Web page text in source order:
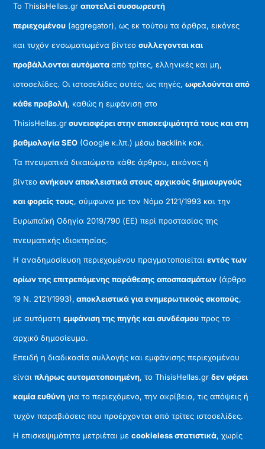
Το ThisisHellas.grαποτελεί συσσωρευτή
περιεχομένου (aggregator), ως εκ τούτου τα άρθρα, εικόνες
και τυχόν ενσωματωμένα βίντεοσυλλεγονται και
προβάλλονται αυτόματααπό τρίτες, ελληνικές και μη,
ιστοσελίδες. Οι ιστοσελίδες αυτές, ως πηγές,ωφελούνται από
κάθε προβολή, καθώς η εμφάνιση στο
ThisisHellas.grσυνεισφέρει στην επισκεψιμότητά τους και στη
βαθμολογία SEO (Google κ.λπ.) μέσω backlink κοκ.
Τα πνευματικά δικαιώματα κάθε άρθρου, εικόνας ή
βίντεοανήκουν αποκλειστικά στους αρχικούς δημιουργούς
και φορείς τους, σύμφωνα με τον Νόμο 2121/1993 και την
Ευρωπαϊκή Οδηγία 2019/790 (ΕΕ) περί προστασίας της
πνευματικής ιδιοκτησίας.
Η αναδημοσίευση περιεχομένου πραγματοποιείταιεντός των
ορίων της επιτρεπόμενης παράθεσης αποσπασμάτων (άρθρο
19 Ν. 2121/1993), αποκλειστικά για ενημερωτικούς σκοπούς,
με αυτόματηεμφάνιση της πηγής και συνδέσμου προς το
αρχικό δημοσίευμα.
Επειδή η διαδικασία συλλογής και εμφάνισης περιεχομένου
είναιπλήρως αυτοματοποιημένη, το ThisisHellas.grδεν φέρει
καμία ευθύνη για το περιεχόμενο, την ακρίβεια, τις απόψεις ή
τυχόν παραβιάσεις που προέρχονται από τρίτες ιστοσελίδες.
Η επισκεψιμότητα μετριέται μεcookieless στατιστικά, χωρίς